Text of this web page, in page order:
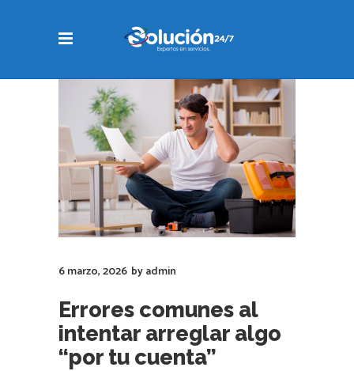
6 marzo, 2026 byadmin
Errores comunes al
intentar arreglar algo
“por tu cuenta”